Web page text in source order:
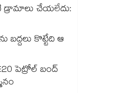
డ్రామాలు చేయలేదు:
బద్దలు కొట్టేది ఆ
పెట్రోల్ బంద్